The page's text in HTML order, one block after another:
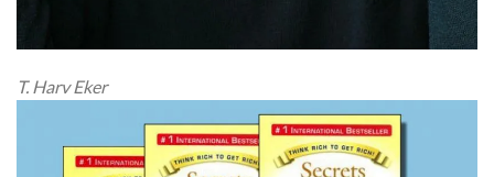
T. Harv Eker